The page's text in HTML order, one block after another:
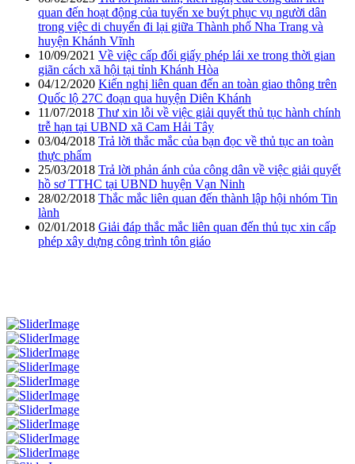
quan đến hoạt động của tuyến xe buýt phục vụ người dân
trong việc di chuyển đi lại giữa Thành phố Nha Trang và
huyện Khánh Vĩnh
10/09/2021 Về việc cấp đổi giấy phép lái xe trong thời gian
giãn cách xã hội tại tỉnh Khánh Hòa
04/12/2020 Kiến nghị liên quan đến an toàn giao thông trên
Quốc lộ 27C đoạn qua huyện Diên Khánh
11/07/2018 Thư xin lỗi về việc giải quyết thủ tục hành chính
trễ hạn tại UBND xã Cam Hải Tây
03/04/2018 Trả lời thắc mắc của bạn đọc về thủ tục an toàn
thực phẩm
25/03/2018 Trả lời phản ánh của công dân về việc giải quyết
hồ sơ TTHC tại UBND huyện Vạn Ninh
28/02/2018 Thắc mắc liên quan đến thành lập hội nhóm Tin
lành
02/01/2018 Giải đáp thắc mắc liên quan đến thủ tục xin cấp
phép xây dựng công trình tôn giáo